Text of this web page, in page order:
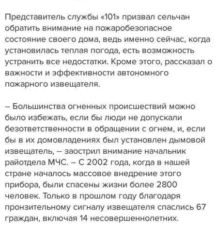
Представитель службы «101» призвал сельчан
обратить внимание на пожаробезопасное
состояние своего дома, ведь именно сейчас, когда
установилась теплая погода, есть возможность
устранить все недостатки. Кроме этого, рассказал о
важности и эффективности автономного
пожарного извещателя.
– Большинства огненных происшествий можно
было избежать, если бы люди не допускали
безответственности в обращении с огнем, и, если
бы в их домовладениях был установлен дымовой
извещатель, – заострил внимание начальник
райотдела МЧС. – С 2002 года, когда в нашей
стране началось массовое внедрение этого
прибора, были спасены жизни более 2800
человек. Только в прошлом году благодаря
пронзительному сигналу извещателя спаслись 67
граждан, включая 14 несовершеннолетних.